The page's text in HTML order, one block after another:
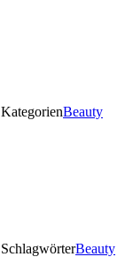
KategorienBeauty
SchlagwörterBeauty